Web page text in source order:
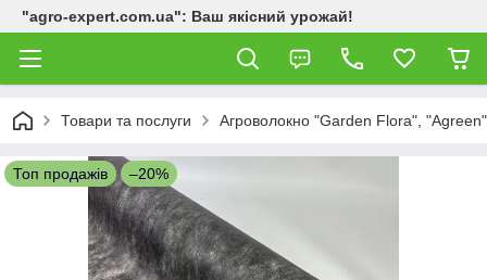
"agro-expert.com.ua": Ваш якісний урожай!
Товари та послуги Агроволокно "Garden Flora", "Agreen"
Топ продажів –20%